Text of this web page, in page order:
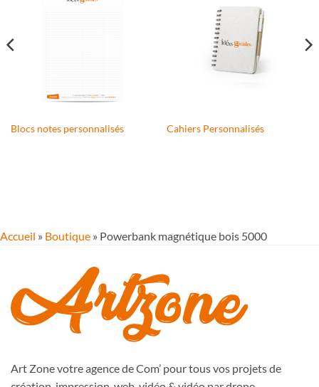
Blocs notes personnalisés Cahiers Personnalisés
Accueil » Boutique » Powerbank magnétique bois 5000
Art Zone votre agence de Com’ pour tous vos projets de